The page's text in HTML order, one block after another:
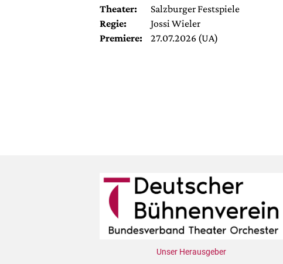
Theater:
Salzburger Festspiele
Regie:
Jossi Wieler
Premiere:
27.07.2026 (UA)
Unser Herausgeber